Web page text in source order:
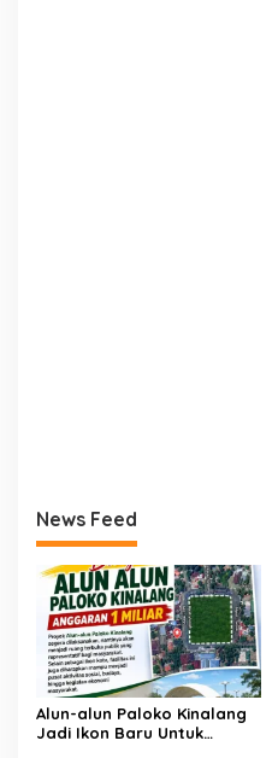
News Feed
Alun-alun Paloko Kinalang
Jadi Ikon Baru Untuk